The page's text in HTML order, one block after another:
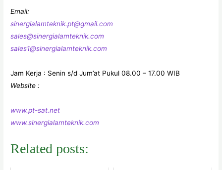
Email:
sinergialamteknik.pt@gmail.com
sales@sinergialamteknik.com
sales1@sinergialamteknik.com
Jam Kerja : Senin s/d Jum’at Pukul 08.00 – 17.00 WIB
Website :
www.pt-sat.net
www.sinergialamteknik.com
Related posts: